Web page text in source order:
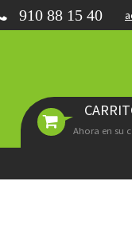
910 88 15 40
Ahora en su